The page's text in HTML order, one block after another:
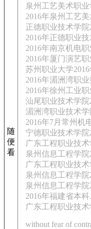
随
便
看
泉州工艺美术职
2016年泉州工艺
正德职业技术学
2016年正德职业
2016年南京机电
2016年厦门演艺
苏州职业大学
2016年湄洲湾职
2016年徐州工业
汕尾职业技术学院
湄洲湾职业技术
2016年7月常州机
宁德职业技术学
广东工程职业技
泉州信息工程学
广东工程职业技
泉州信息工程学
泉州信息工程学
2016年福建省本
广东工程职业技
without fear of